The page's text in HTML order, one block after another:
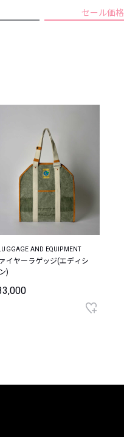
プライバシーポ
セール価格
AND EQUIPMENT
イヤーラゲッジ(エディシ
)